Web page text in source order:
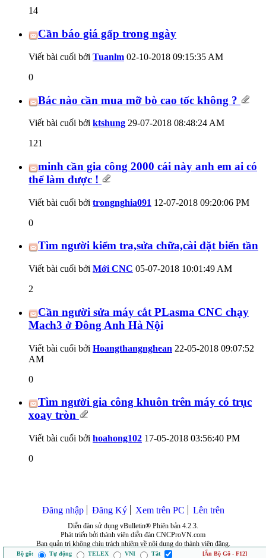
14
Cần báo giá gấp trong ngày
Viết bài cuối bởi Tuanlm 02-10-2018 09:15:35 AM
0
Bác nào cần mua mỡ bò cao tốc không ?
Viết bài cuối bởi ktshung 29-07-2018 08:48:24 AM
121
minh cần gia công 2000 cái này anh em ai có
thể làm được !
Viết bài cuối bởi trongnghia091 12-07-2018 09:20:06 PM
0
Tìm người kiểm tra,sửa chữa,cài đặt biến tần
Viết bài cuối bởi Mới CNC 05-07-2018 10:01:49 AM
2
Cần người sửa máy cắt PLasma CNC chạy
Mach3 ở Đông Anh Hà Nội
Viết bài cuối bởi Hoangthangnghean 22-05-2018 09:07:52
AM
0
Tìm người gia công khuôn trên máy có trục
xoay tròn
Viết bài cuối bởi hoahong102 17-05-2018 03:56:40 PM
0
Đăng nhập Đăng Ký Xem trên PC Lên trên
Diễn đàn sử dụng vBulletin® Phiên bản 4.2.3.
Phát triển bởi thành viên diễn đàn CNCProVN.com
Ban quản trị không chịu trách nhiệm về nội dung do thành viên đăng.
Bộ gõ: Tự động TELEX VNI Tắt [Ẩn Bộ Gõ - F12]